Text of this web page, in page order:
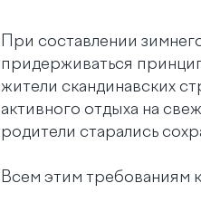
При составлении
придерживаться
жители скандинавских
активного отдыха на
родители старались
Всем этим требованиям